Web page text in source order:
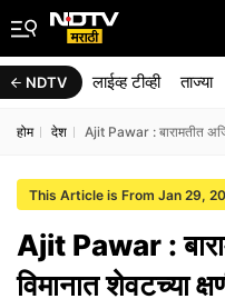
NDTV लाईव्ह टीव्ही ताज्या
होम देश Ajit Pawar : बारामतीत
This Article is From Jan 29,
Ajit Pawar :
विमानात शेवटच्या